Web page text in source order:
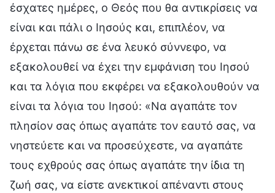
έσχατες ημέρες, ο Θεός που θα αντικρίσεις να
είναι και πάλι ο Ιησούς και, επιπλέον, να
έρχεται πάνω σε ένα λευκό σύννεφο, να
εξακολουθεί να έχει την εμφάνιση του Ιησού
και τα λόγια που εκφέρει να εξακολουθούν να
είναι τα λόγια του Ιησού: «Να αγαπάτε τον
πλησίον σας όπως αγαπάτε τον εαυτό σας, να
νηστεύετε και να προσεύχεστε, να αγαπάτε
τους εχθρούς σας όπως αγαπάτε την ίδια τη
ζωή σας, να είστε ανεκτικοί απέναντι στους